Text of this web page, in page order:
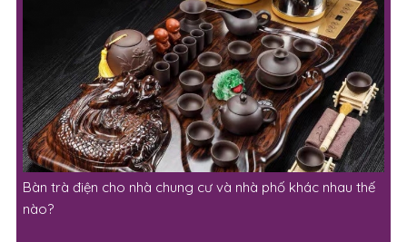
Bàn trà điện cho nhà chung cư và nhà phố khác nhau thế
nào?